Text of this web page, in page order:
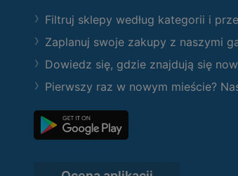
Filtruj sklepy według kategorii i
Zaplanuj swoje zakupy z naszymi
Dowiedz się, gdzie znajdują się
Pierwszy raz w nowym mieście?